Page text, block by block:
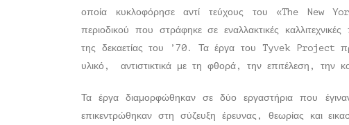
οποία κυκλοφόρησε αντί τεύχους του «The New
περιοδικού που στράφηκε σε εναλλακτικές
της δεκαετίας του ’70. Τα έργα του Tyvek Project
υλικό, αντιστικτικά με τη φθορά, την επιτέλεση, την
Τα έργα διαμορφώθηκαν σε δύο εργαστήρια που
επικεντρώθηκαν στη σύζευξη έρευνας, θεωρίας και